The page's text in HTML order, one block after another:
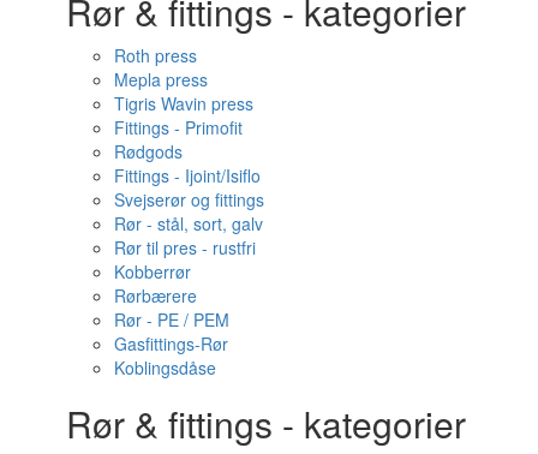
Rør & fittings - kategorier
Roth press
Mepla press
Tigris Wavin press
Fittings - Primofit
Rødgods
Fittings - Ijoint/Isiflo
Svejserør og fittings
Rør - stål, sort, galv
Rør til pres - rustfri
Kobberrør
Rørbærere
Rør - PE / PEM
Gasfittings-Rør
Koblingsdåse
Rør & fittings - kategorier